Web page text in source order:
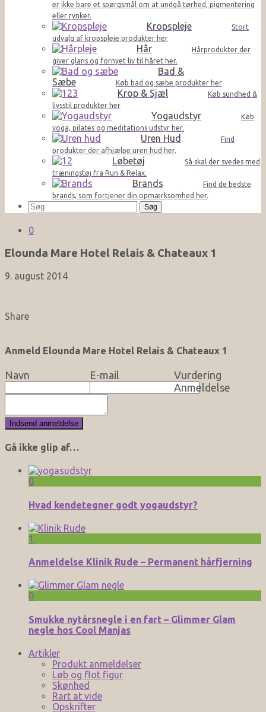
er ikke bare et spørgsmål om at undgå tørhed, pigmentering
eller rynker.
Kropspleje
Stort
udvalg af kropspleje produkter her
Hår
Hårprodukter der
giver glans og fornyet liv til håret her.
Bad &
Sæbe
Køb bad og sæbe produkter her
Krop & Sjæl
Køb sundhed &
livsstil produkter her
Yogaudstyr
Køb
yoga, pilates og meditations udstyr her.
Uren Hud
Find
produkter der afhjælpe uren hud her.
Løbetøj
Så skal der svedes med
træningstøj fra Run & Relax.
Brands
Find de bedste
brands, som fortjener din opmærksomhed her.
Søg
efter:
0
Elounda Mare Hotel Relais & Chateaux 1
9. august 2014
Share
Anmeld Elounda Mare Hotel Relais & Chateaux 1
Navn E-mail
Vurdering
Anmeldelse
Gå ikke glip af…
0
Hvad kendetegner godt yogaudstyr?
1
Anmeldelse Klinik Rude – Permanent hårfjerning
0
Smukke nytårsnegle i en fart – Glimmer Glam
negle hos Cool Manjas
Artikler
Produkt anmeldelser
Løb og flot figur
Skønhed
Rart at vide
Opskrifter